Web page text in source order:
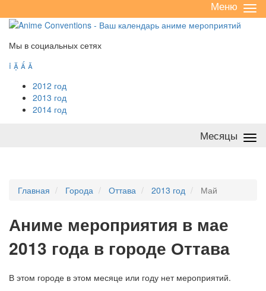
/
Меню
Мы в социальных сетях
   
2012 год
2013 год
2014 год
Месяцы
Главная Города Оттава 2013 год Май
Аниме мероприятия в мае
2013 года в городе Оттава
В этом городе в этом месяце или году нет мероприятий.